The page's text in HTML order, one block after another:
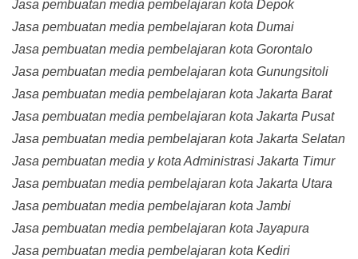
Jasa pembuatan media pembelajaran kota Depok
Jasa pembuatan media pembelajaran kota Dumai
Jasa pembuatan media pembelajaran kota Gorontalo
Jasa pembuatan media pembelajaran kota Gunungsitoli
Jasa pembuatan media pembelajaran kota Jakarta Barat
Jasa pembuatan media pembelajaran kota Jakarta Pusat
Jasa pembuatan media pembelajaran kota Jakarta Selatan
Jasa pembuatan media y kota Administrasi Jakarta Timur
Jasa pembuatan media pembelajaran kota Jakarta Utara
Jasa pembuatan media pembelajaran kota Jambi
Jasa pembuatan media pembelajaran kota Jayapura
Jasa pembuatan media pembelajaran kota Kediri